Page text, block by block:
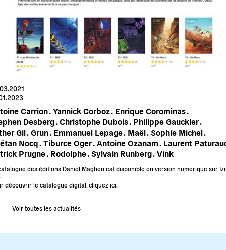
Carrion . Yannick Corboz . Enrique Corominas .
Desberg . Christophe Dubois . Philippe Gauckler .
Gil . Grun . Emmanuel Lepage . Maël . Sophie Michel .
Nocq . Tiburce Oger . Antoine Ozanam . Laurent
Prugne . Rodolphe . Sylvain Runberg . Vink
des éditions Daniel Maghen est disponible en version numérique sur
découvrir le catalogue digital, cliquez ici.
Voir toutes les actualités